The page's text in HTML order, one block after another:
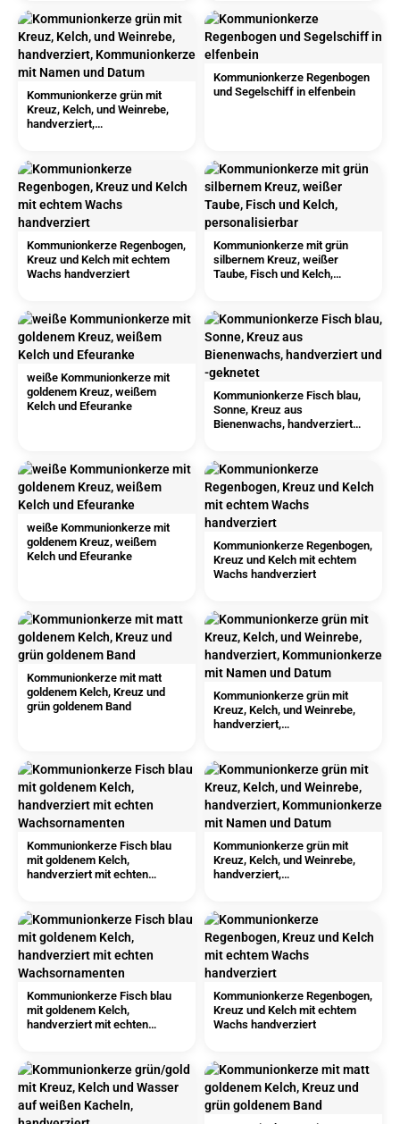
Kommunionkerze grün mit
Kreuz, Kelch, und Weinrebe,
handverziert,
Kommunionkerze Regenbogen
und Segelschiff in elfenbein
Kommunionkerze Regenbogen,
Kreuz und Kelch mit echtem
Wachs handverziert
Kommunionkerze mit grün
silbernem Kreuz, weißer
Taube, Fisch und Kelch,
weiße Kommunionkerze mit
goldenem Kreuz, weißem
Kelch und Efeuranke
Kommunionkerze Fisch blau,
Sonne, Kreuz aus
Bienenwachs, handverziert
weiße Kommunionkerze mit
goldenem Kreuz, weißem
Kelch und Efeuranke
Kommunionkerze Regenbogen,
Kreuz und Kelch mit echtem
Wachs handverziert
Kommunionkerze mit matt
goldenem Kelch, Kreuz und
grün goldenem Band
Kommunionkerze grün mit
Kreuz, Kelch, und Weinrebe,
handverziert,
Kommunionkerze Fisch blau
mit goldenem Kelch,
handverziert mit echten
Kommunionkerze grün mit
Kreuz, Kelch, und Weinrebe,
handverziert,
Kommunionkerze Fisch blau
mit goldenem Kelch,
handverziert mit echten
Kommunionkerze Regenbogen,
Kreuz und Kelch mit echtem
Wachs handverziert